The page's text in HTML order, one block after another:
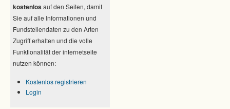
kostenlos auf den Seiten, damit
Sie auf alle Informationen und
Fundstellendaten zu den Arten
Zugriff erhalten und die volle
Funktionalität der internetseite
nutzen können:
Kostenlos registrieren
Login